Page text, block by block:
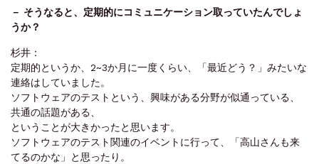
－ ‌そうなると、定期的にコミュニケーション取っていたんでしょ
うか？
杉井：
定期的というか、2~3か月に一度くらい、「最近どう？」みたいな
連絡はしていました。
ソフトウェアのテストという、興味がある分野が似通っている、
共通の話題がある、
ということが大きかったと思います。
ソフトウェアのテスト関連のイベントに行って、「高山さんも来
てるのかな」と思ったり。